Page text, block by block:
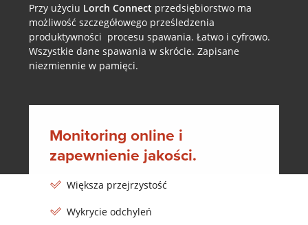
Przy użyciu Lorch Connect przedsiębiorstwo ma
możliwość szczegółowego prześledzenia
produktywności procesu spawania. Łatwo i cyfrowo.
Wszystkie dane spawania w skrócie. Zapisane
niezmiennie w pamięci.
Monitoring online i
zapewnienie jakości.
Większa przejrzystość
Wykrycie odchyleń